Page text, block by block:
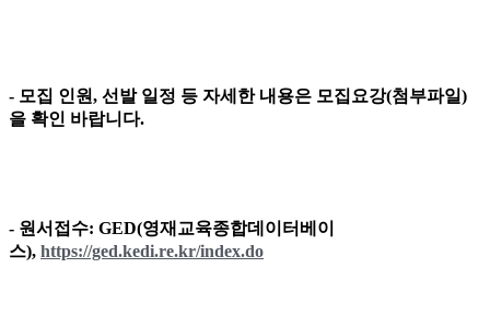
- 모집 인원, 선발 일정 등 자세한 내용은 모집요강(첨부파일)
을 확인 바랍니다.
- 원서접수: GED(영재교육종합데이터베이
스), https://ged.kedi.re.kr/index.do